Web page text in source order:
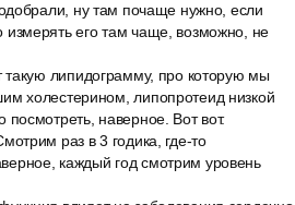
ну там почаще нужно, если
его там чаще, возможно, не
липидограмму, про которую мы
холестерином, липопротеид низкой
наверное. Вот вот.
раз в 3 годика, где-то
каждый год смотрим уровень